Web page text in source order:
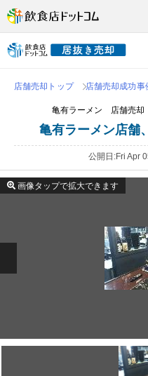
店舗売却トップ 店舗売却成功事
亀有ラーメン 店舗売却
亀有ラーメン店舗
公開日 Fri Apr
画像タップで拡大できます